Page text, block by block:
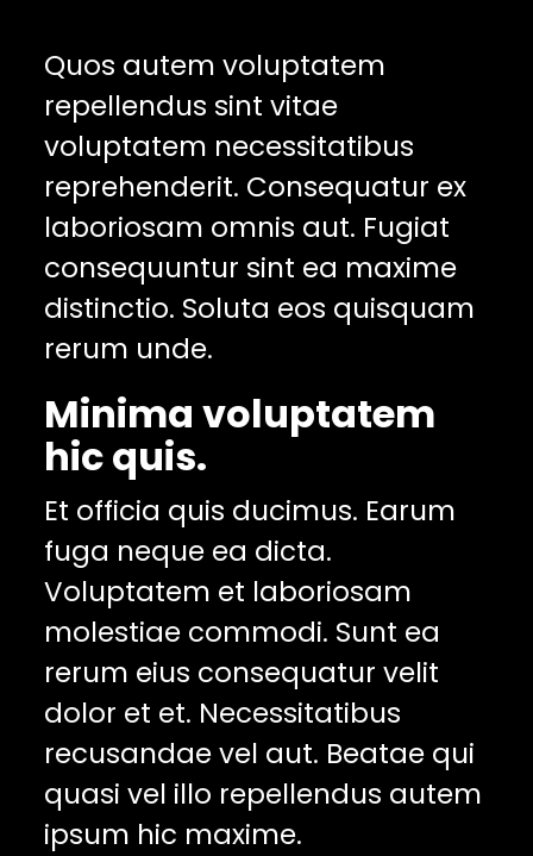
Quos autem voluptatem
repellendus sint vitae
voluptatem necessitatibus
reprehenderit. Consequatur ex
laboriosam omnis aut. Fugiat
consequuntur sint ea maxime
distinctio. Soluta eos quisquam
rerum unde.
Minima voluptatem
hic quis.
Et officia quis ducimus. Earum
fuga neque ea dicta.
Voluptatem et laboriosam
molestiae commodi. Sunt ea
rerum eius consequatur velit
dolor et et. Necessitatibus
recusandae vel aut. Beatae qui
quasi vel illo repellendus autem
ipsum hic maxime.